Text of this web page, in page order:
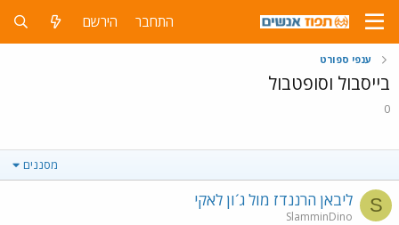
התחבר הירשם
ענפי ספורט
בייסבול וסופטבול
0
מסננים
S ליבאן הרננדז מול ג´ון לאקי
SlamminDino